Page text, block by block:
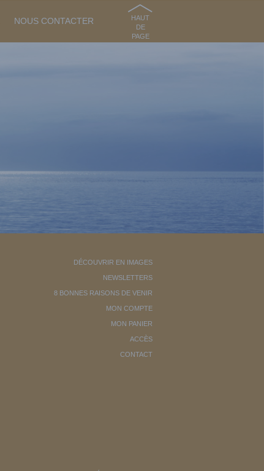
NOUS CONTACTER
HAUT
DE
PAGE
DÉCOUVRIR EN IMAGES
NEWSLETTERS
8 BONNES RAISONS DE VENIR
MON COMPTE
MON PANIER
ACCÈS
CONTACT